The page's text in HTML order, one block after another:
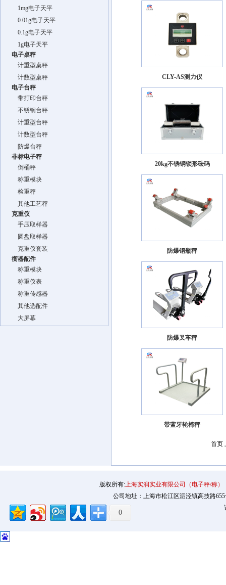
1mg电子天平
0.01g电子天平
0.1g电子天平
1g电子天平
电子桌秤
计重型桌秤
计数型桌秤
电子台秤
带打印台秤
不锈钢台秤
计重型台秤
计数型台秤
防爆台秤
非标电子秤
倒桶秤
称重模块
检重秤
其他工艺秤
克重仪
手压取样器
圆盘取样器
克重仪套装
衡器配件
称重模块
称重仪表
称重传感器
其他选配件
大屏幕
CLY-AS测力仪
20kg不锈钢锁形砝码
防爆钢瓶秤
防爆叉车秤
带蓝牙轮椅秤
首页
版权所有:上海实润实业有限公司（电子秤/称）
公司地址：上海市松江区泗泾镇高技路655
0